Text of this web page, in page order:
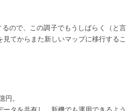
るので、この調子でもうしばらく（と言
見てからまた新しいマップに移行するこ
円。
タを共有し、新機でも運用できるよう